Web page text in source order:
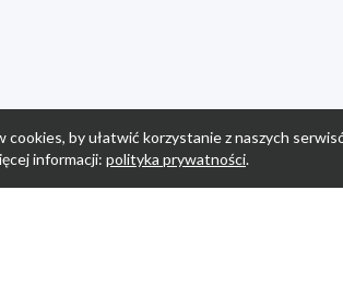
cookies, by ułatwić korzystanie z naszych
informacji: polityka prywatności.